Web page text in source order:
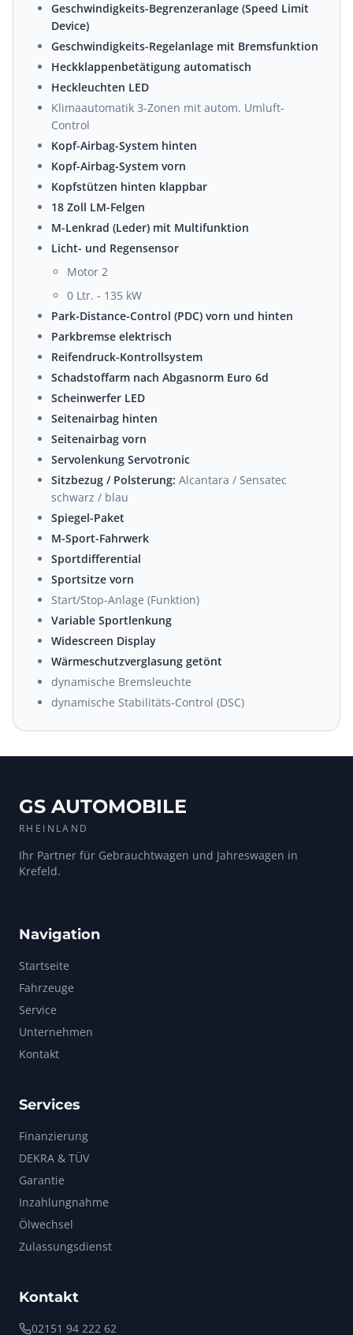
Geschwindigkeits-Begrenzeranlage (Speed Limit
Device)
Geschwindigkeits-Regelanlage mit Bremsfunktion
Heckklappenbetätigung automatisch
Heckleuchten LED
Klimaautomatik 3-Zonen mit autom. Umluft-
Control
Kopf-Airbag-System hinten
Kopf-Airbag-System vorn
Kopfstützen hinten klappbar
18 Zoll LM-Felgen
M-Lenkrad (Leder) mit Multifunktion
Licht- und Regensensor
Motor 2
0 Ltr. - 135 kW
Park-Distance-Control (PDC) vorn und hinten
Parkbremse elektrisch
Reifendruck-Kontrollsystem
Schadstoffarm nach Abgasnorm Euro 6d
Scheinwerfer LED
Seitenairbag hinten
Seitenairbag vorn
Servolenkung Servotronic
Sitzbezug / Polsterung: Alcantara / Sensatec
schwarz / blau
Spiegel-Paket
M-Sport-Fahrwerk
Sportdifferential
Sportsitze vorn
Start/Stop-Anlage (Funktion)
Variable Sportlenkung
Widescreen Display
Wärmeschutzverglasung getönt
dynamische Bremsleuchte
dynamische Stabilitäts-Control (DSC)
GS AUTOMOBILE
RHEINLAND
Ihr Partner für Gebrauchtwagen und Jahreswagen in
Krefeld.
Navigation
Startseite
Fahrzeuge
Service
Unternehmen
Kontakt
Services
Finanzierung
DEKRA & TÜV
Garantie
Inzahlungnahme
Ölwechsel
Zulassungsdienst
Kontakt
02151 94 222 62